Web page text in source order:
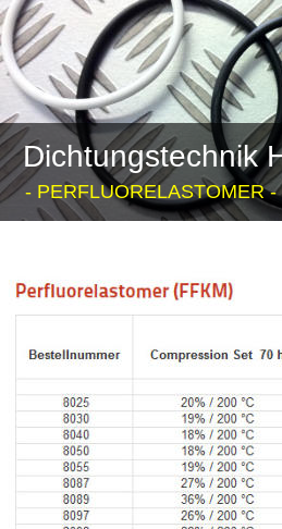
Dichtungstechnik
- PERFLUORELASTOMER -